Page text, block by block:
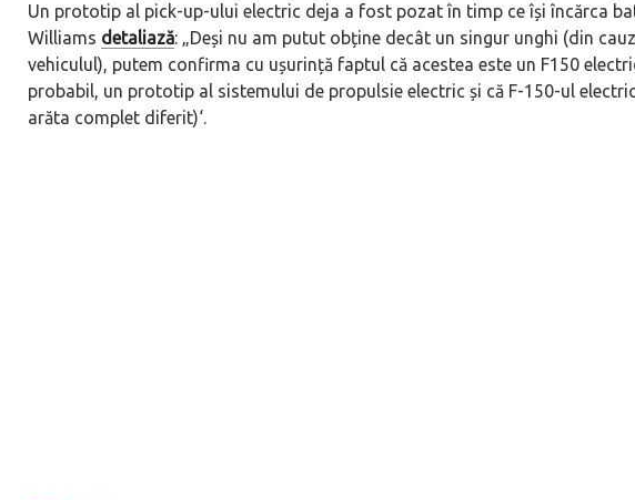
Un prototip al pick-up-ului electric deja a fost pozat în timp ce își încărca
Williams detaliază: „Deși nu am putut obține decât un singur unghi (din
vehiculul), putem confirma cu ușurință faptul că acestea este un F150
probabil, un prototip al sistemului de propulsie electric și că F-150-ul
arăta complet diferit)‘.
Pentru cine știe ceva avioane, numele Hennessey
Blackbird va suna ca un apropo. Unul pertinent, de
altfel!
Prima sportivă cu motor central a
de noua ediție limitată Lamborghini
60° Hommage